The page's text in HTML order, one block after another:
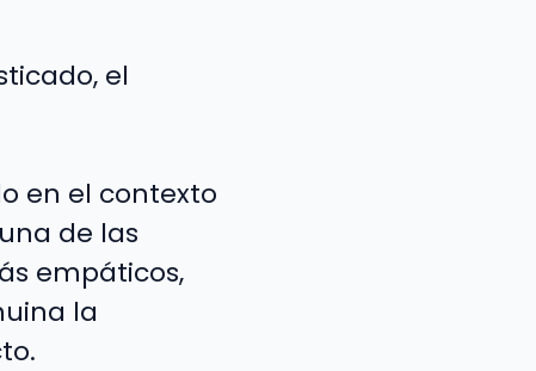
el
en el contexto
de las
empáticos,
la